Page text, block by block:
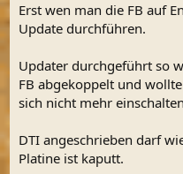
Erst wen man die FB auf
Update durchführen.
Updater durchgeführt so
FB abgekoppelt und
sich nicht mehr
DTI angeschrieben darf
Platine ist kaputt.